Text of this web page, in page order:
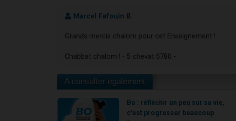
Marcel Fafouin B.
Grands mercis chalom pour cet Enseignement !
Chabbat chalom ! - 5 chevat 5780 -
A consulter également
Bo : réfléchir un peu sur sa vie,
c'est progresser beaucoup